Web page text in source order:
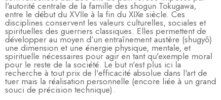
l'autorité centrale de la famille des shogun Tokugawa,
entre le début du XVIIe à la fin du XIXe siècle. Ces
disciplines conservent les valeurs culturelles, sociales et
spirituelles des guerriers classiques. Elles permettent de
développer au moyen d’un entraînement austère (shugyô)
une dimension et une énergie physique, mentale, et
spirituelle nécessaires pour agir en tant qu'exemple moral
pour le reste de la société. Le but n'est plus ici la
recherche à tout prix de l'efficacité absolue dans l'art de
tuer mais la réalisation personnelle (encore liée à un grand
souci de précision technique).